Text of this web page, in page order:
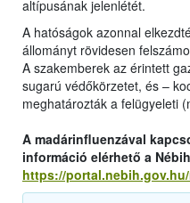
altípusának jelenlétét.
A hatóságok azonnal
állományt rövidesen
A szakemberek az érintett
sugarú védőkörzetet, és –
meghatározták a felügyeleti
A madárinfluenzával
információ elérhető a
https://